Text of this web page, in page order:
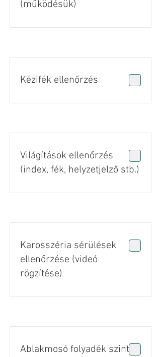
(működésük)
Kézifék ellenőrzés
Világítások ellenőrzés
(index, fék, helyzetjelző stb.)
Karosszéria sérülések
ellenőrzése (videó
rögzítése)
Ablakmosó folyadék szint